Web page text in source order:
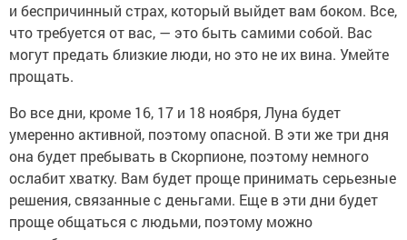
и беспричинный страх, который выйдет вам боком. Все,
что требуется от вас, — это быть самими собой. Вас
могут предать близкие люди, но это не их вина. Умейте
прощать.
Во все дни, кроме 16, 17 и 18 ноября, Луна будет
умеренно активной, поэтому опасной. В эти же три дня
она будет пребывать в Скорпионе, поэтому немного
ослабит хватку. Вам будет проще принимать серьезные
решения, связанные с деньгами. Еще в эти дни будет
проще общаться с людьми, поэтому можно